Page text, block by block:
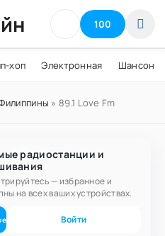
100
хоп Электронная Шансон
» 89.1 Love Fm
радиостанции и
— избранное и
на всех ваших устройствах.
Войти